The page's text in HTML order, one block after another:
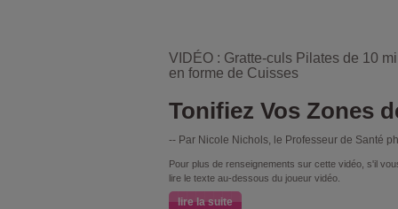
VIDÉO : Gratte-culs Pilates de 10
en forme de Cuisses
Tonifiez Vos Zones
-- Par Nicole Nichols, le Professeur de Santé
Pour plus de renseignements sur cette vidéo, s'il
lire le texte au-dessous du joueur vidéo.
lire la suite